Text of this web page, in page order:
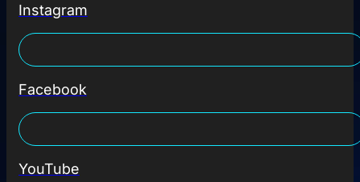
Instagram
Facebook
YouTube